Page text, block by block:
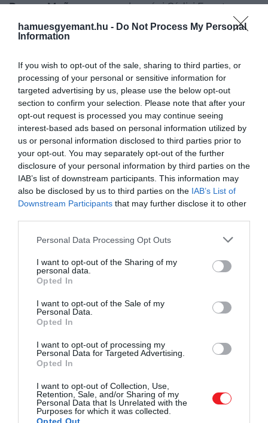
hamuesgyemant.hu - Do Not Process My Personal
Information
If you wish to opt-out of the sale, sharing to third parties, or
processing of your personal or sensitive information for
targeted advertising by us, please use the below opt-out
section to confirm your selection. Please note that after your
opt-out request is processed you may continue seeing
interest-based ads based on personal information utilized by
us or personal information disclosed to third parties prior to
your opt-out. You may separately opt-out of the further
disclosure of your personal information by third parties on the
IAB’s list of downstream participants. This information may
also be disclosed by us to third parties on the IAB’s List of
Downstream Participants that may further disclose it to other
Please note that this website/app uses one or more Google
not limited to your visit or usage behaviour. You may click to
grant or deny consent to Google and its third-party tags to
use your data for below specified purposes in below Google
consent section.
Personal Data Processing Opt Outs
I want to opt-out of the Sharing of my
personal data.
Opted In
I want to opt-out of the Sale of my
Personal Data.
Opted In
I want to opt-out of processing my
Personal Data for Targeted Advertising.
Opted In
I want to opt-out of Collection, Use,
Retention, Sale, and/or Sharing of my
Personal Data that Is Unrelated with the
Purposes for which it was collected.
Ramos-Muñoz,a spanyolországi Cádizi Egyetem
régésze vezet.
(https://creativecommons.org/licenses/by/4.0/)
kutatások elsősorban a barlang bejáratára
összpontosítottak. Valószínűleg ez a helyszín
legnagyobb koncentrációban nonfiguratív,
absztrakt festmények.
A kutatók innen lefelé ástak, hogy hozzáférjenek a
különböző, az idők során betemetett rétegekhez,